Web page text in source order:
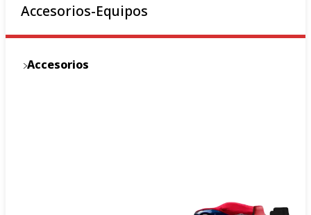
Accesorios-Equipos
Accesorios